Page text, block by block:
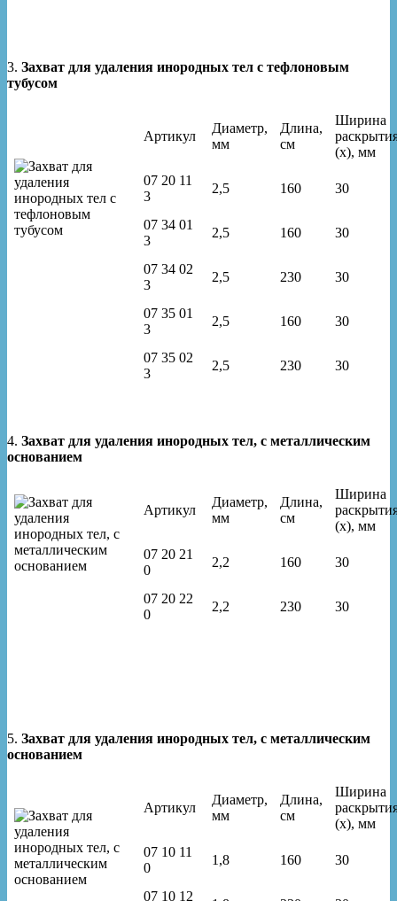
3. Захват для удаления инородных тел с тефлоновым
тубусом
Артикул
Диаметр,
мм
Длина,
см
Ширина
(x), мм
07 20 11
3
2,5 160 30
07 34 01
3
2,5 160 30
07 34 02
3
2,5 230 30
07 35 01
3
2,5 160 30
07 35 02
3
2,5 230 30
4. Захват для удаления инородных тел, с металлическим
основанием
Артикул
Диаметр,
мм
Длина,
см
Ширина
(x), мм
07 20 21
0
2,2 160 30
07 20 22
0
2,2 230 30
5. Захват для удаления инородных тел, с металлическим
основанием
Артикул
Диаметр,
мм
Длина,
см
Ширина
(x), мм
07 10 11
0
1,8 160 30
07 10 12